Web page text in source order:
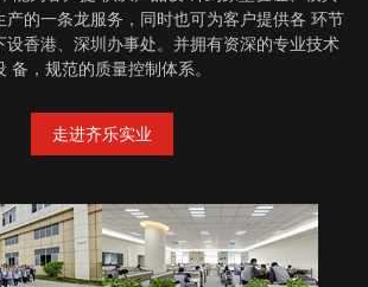
产的一条龙服务，同时也可为客户提供各 环节
设香港、深圳办事处。并拥有资深的专业技术
备，规范的质量控制体系。
走进齐乐实业